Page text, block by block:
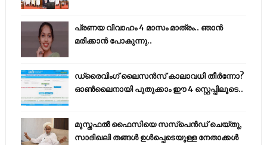
പ്രണയ വിവാഹം 4 മാസം മാത്രം.. ഞാൻ
മരിക്കാൻ പോകുന്നു..
ഡ്രൈവിംഗ് ലൈസൻസ് കാലാവധി തീർന്നോ?
ഓൺലൈനായി പുതുക്കാം ഈ 4 സ്റ്റെപ്പിലൂടെ..
മുസ്തഫൽ ഫൈസിയെ സസ്‌പെൻഡ് ചെയ്തു,
സാദിഖലി തങ്ങൾ ഉൾപ്പെടെയുള്ള നേതാക്കൾ